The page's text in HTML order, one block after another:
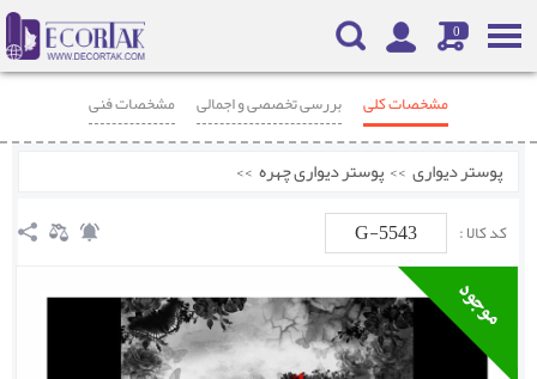
0
مشخصات کلی بررسی تخصصی و اجمالی
مشخصات فنی
محصولات مرتبط
پوستر دیواری >> پوستر دیواری چهره >>
کد کالا : G-5543